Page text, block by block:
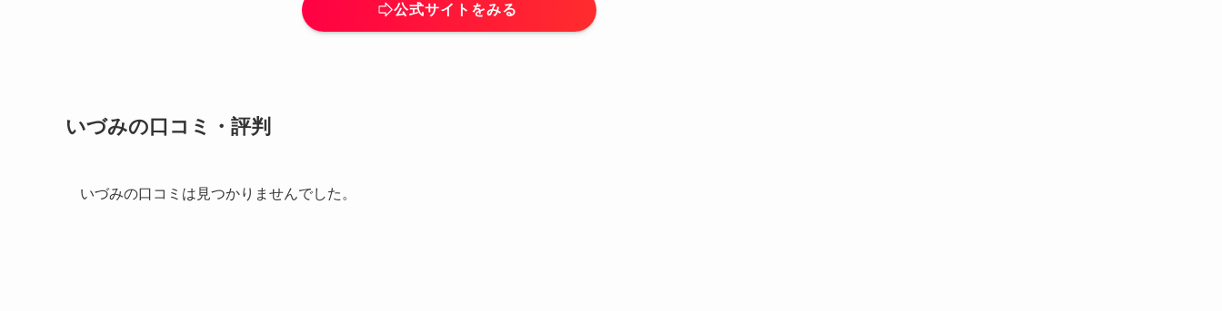
公式サイトをみる
いづみの口コミ・評判
いづみの口コミは見つかりませんでした。